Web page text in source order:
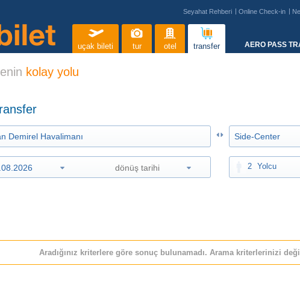
Seyahat Rehberi Online Check-in
uçak bileti tur otel transfer AERO PASS
kolay yolu
2 Yolcu
Aradığınız kriterlere göre sonuç bulunamadı. Arama kriterlerinizi